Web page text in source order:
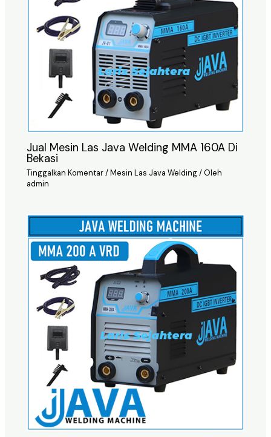
Jual Mesin Las Java Welding MMA 160A Di
Bekasi
Tinggalkan Komentar/Mesin Las Java Welding/ Oleh
admin